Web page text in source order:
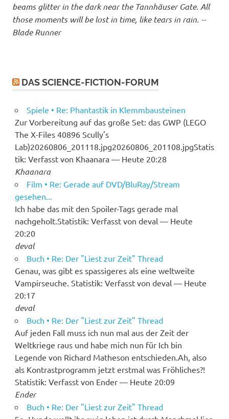
beams glitter in the dark near the Tannhäuser Gate. All
those moments will be lost in time, like tears in rain. --
Blade Runner
DAS SCIENCE-FICTION-FORUM
Spiele • Re: Phantastik in Klemmbausteinen
Zur Vorbereitung auf das große Set: das GWP (LEGO
The X-Files 40896 Scully's
Lab)20260806_201118.jpg20260806_201108.jpgStatis
tik: Verfasst von Khaanara — Heute 20:28
Khaanara
Film • Re: Gerade auf DVD/BluRay/Stream
gesehen...
Ich habe das mit den Spoiler-Tags gerade mal
nachgeholt.Statistik: Verfasst von deval — Heute
20:20
deval
Buch • Re: Der "Liest zur Zeit" Thread
Genau, was gibt es spassigeres als eine weltweite
Vampirseuche. Statistik: Verfasst von deval — Heute
20:17
deval
Buch • Re: Der "Liest zur Zeit" Thread
Auf jeden Fall muss ich nun mal aus der Zeit der
Weltkriege raus und habe mich nun für Ich bin
Legende von Richard Matheson entschieden.Ah, also
als Kontrastprogramm jetzt erstmal was Fröhliches?!
Statistik: Verfasst von Ender — Heute 20:09
Ender
Buch • Re: Der "Liest zur Zeit" Thread